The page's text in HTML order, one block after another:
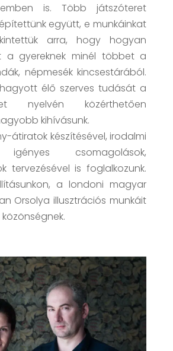
is. Több játszóteret
együtt, e munkáinkat
arra, hogy hogyan
a gyereknek minél többet a
népmesék kincsestárából.
élő szerves tudását a
nyelvén közérthetően
kihívásunk.
átiratok készítésével, irodalmi
igényes csomagolások,
tervezésével is foglalkozunk.
a londoni magyar
Orsolya illusztrációs munkáit